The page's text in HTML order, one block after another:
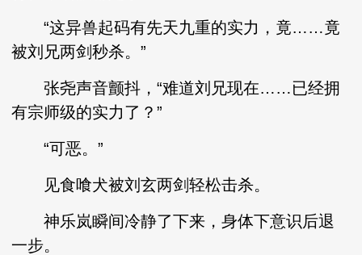
“这异兽起码有先天九重的实力，竟……竟
被刘兄两剑秒杀。”
张尧声音颤抖，“难道刘兄现在……已经拥
有宗师级的实力了？”
“可恶。”
见食喰犬被刘玄两剑轻松击杀。
神乐岚瞬间冷静了下来，身体下意识后退
一步。